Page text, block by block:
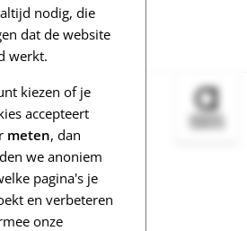
nodig, die
dat de website
werkt.
kiezen of je
accepteert
meten, dan
we anoniem
pagina's je
en verbeteren
onze